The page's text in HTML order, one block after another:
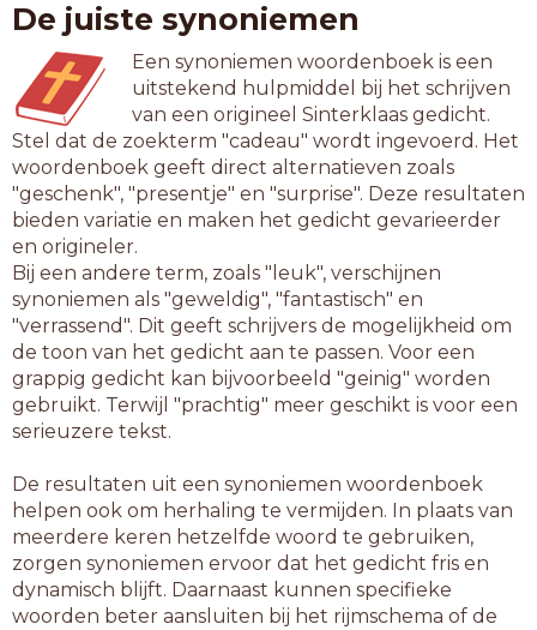
De juiste synoniemen
Een synoniemen woordenboek is een
uitstekend hulpmiddel bij het schrijven
van een origineel Sinterklaas gedicht.
Stel dat de zoekterm "cadeau" wordt ingevoerd. Het
woordenboek geeft direct alternatieven zoals
"geschenk", "presentje" en "surprise". Deze resultaten
bieden variatie en maken het gedicht gevarieerder
en origineler.
Bij een andere term, zoals "leuk", verschijnen
synoniemen als "geweldig", "fantastisch" en
"verrassend". Dit geeft schrijvers de mogelijkheid om
de toon van het gedicht aan te passen. Voor een
grappig gedicht kan bijvoorbeeld "geinig" worden
gebruikt. Terwijl "prachtig" meer geschikt is voor een
serieuzere tekst.
De resultaten uit een synoniemen woordenboek
helpen ook om herhaling te vermijden. In plaats van
meerdere keren hetzelfde woord te gebruiken,
zorgen synoniemen ervoor dat het gedicht fris en
dynamisch blijft. Daarnaast kunnen specifieke
woorden beter aansluiten bij het rijmschema of de